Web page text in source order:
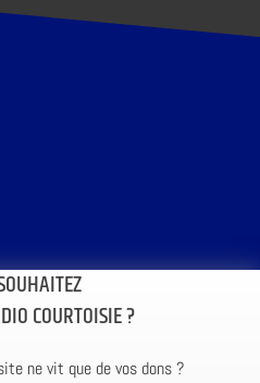
COURTOISIE ?
ne vit que de vos dons ?